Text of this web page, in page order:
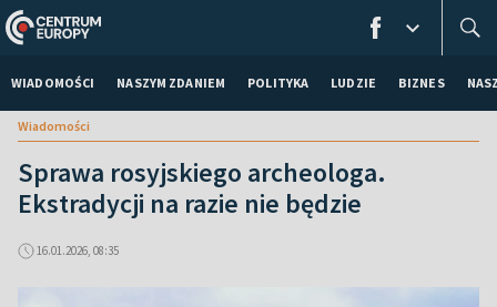
WIADOMOŚCI NASZYM ZDANIEM POLITYKA LUDZIE BIZNES
Wiadomości
Sprawa rosyjskiego archeologa.
Ekstradycji na razie nie będzie
16.01.2026, 08:35